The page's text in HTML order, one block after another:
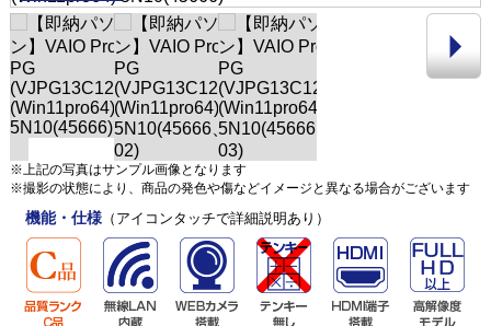
※上記の写真はサンプル画像となります
※撮影の状態により、商品の発色や傷などイメージと異なる場合がございます
機能・仕様（アイコンタッチで詳細説明あり）